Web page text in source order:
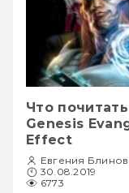
Что
Genesis
Effect
Евгения
30.08.2019
6773